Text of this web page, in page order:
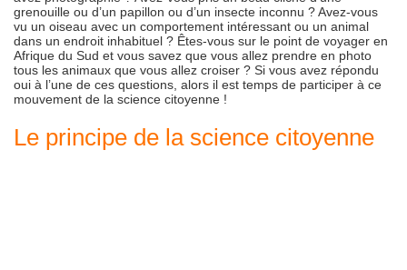
grenouille ou d’un papillon ou d’un insecte inconnu ? Avez-vous
vu un oiseau avec un comportement intéressant ou un animal
dans un endroit inhabituel ? Êtes-vous sur le point de voyager en
Afrique du Sud et vous savez que vous allez prendre en photo
tous les animaux que vous allez croiser ? Si vous avez répondu
oui à l’une de ces questions, alors il est temps de participer à ce
mouvement de la science citoyenne !
Le principe de la science citoyenne